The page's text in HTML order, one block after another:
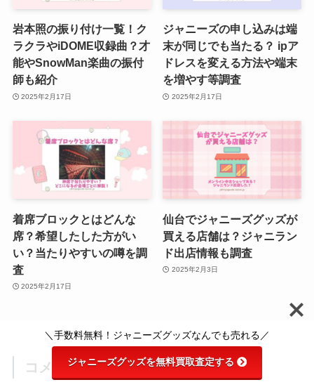
岩本照の振り付け一覧！ク
ラクラやiDOME収録曲？才
能やSnowMan楽曲の振付
師も紹介
2025年2月17日
ジャニーズの申し込みは端
末が同じでも当たる？ ipア
ドレスを変える方法や端末
を増やす等調査
2025年2月17日
着席ブロックとはどんな
席？希望したした方がい
い？当たりやすいの噂を調
査
2025年2月17日
仙台でジャニーズグッズが
買える店舗は？ジャニラン
ド出店情報も調査
2025年2月3日
コメント
＼手数料無料！ジャニーズグッズなんでも売れる／
ジャニーズグッズを無料買取査定する